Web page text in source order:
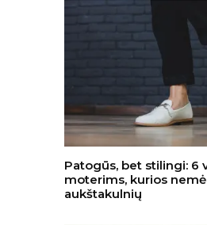
Patogūs, bet stilingi: 6
moterims, kurios
aukštakulnių